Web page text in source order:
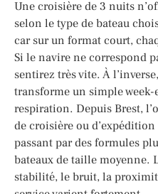
Une croisière de 3 nuits
selon le type de bateau
car sur un format court,
Si le navire ne correspond
sentirez très vite. À
transforme un simple
respiration. Depuis Brest,
de croisière ou
passant par des formules
bateaux de taille moyenne.
stabilité, le bruit, la